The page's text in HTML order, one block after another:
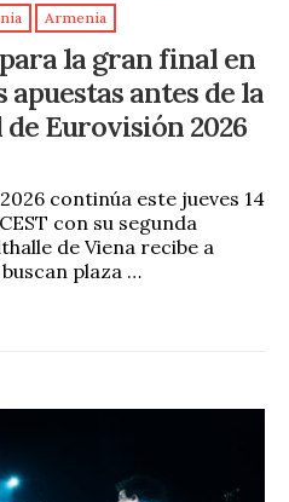
Armenia
para la gran final en
apuestas antes de la
Eurovisión 2026
continúa este jueves 14
con su segunda
de Viena recibe a
plaza …